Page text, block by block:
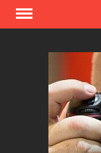
Skip